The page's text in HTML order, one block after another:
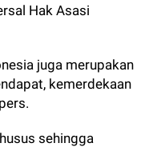
Hak Asasi
juga merupakan
kemerdekaan
sehingga